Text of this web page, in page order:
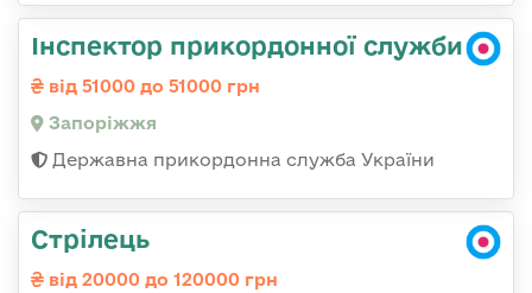
Інспектор прикордонної служби
від 51000 до 51000 грн
Запоріжжя
Державна прикордонна служба України
Стрілець
від 20000 до 120000 грн